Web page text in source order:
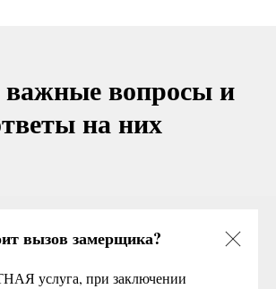
вопросы и
на них
вызов замерщика?
услуга, при заключении